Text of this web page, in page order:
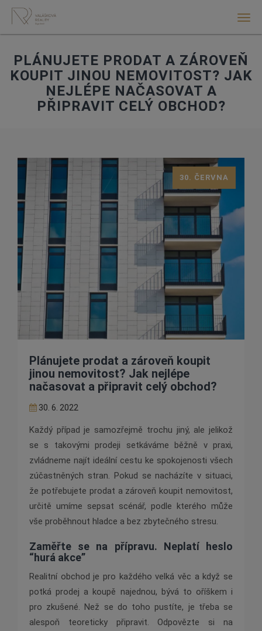
PLÁNUJETE PRODAT A ZÁROVEŇ
KOUPIT JINOU NEMOVITOST? JAK
NEJLÉPE NAČASOVAT A
PŘIPRAVIT CELÝ OBCHOD?
Plánujete prodat a zároveň koupit
jinou nemovitost? Jak nejlépe
načasovat a připravit celý obchod?
30. 6. 2022
30. ČERVNA
Každý případ je samozřejmě trochu jiný, ale jelikož
se s takovými prodeji setkáváme běžně v praxi,
zvládneme najít ideální cestu ke spokojenosti všech
zúčastněných stran. Pokud se nacházíte v situaci,
že potřebujete prodat a zároveň koupit nemovitost,
určitě umíme sepsat scénář, podle kterého může
vše proběhnout hladce a bez zbytečného stresu.
Zaměřte se na přípravu. Neplatí heslo
“hurá akce”
Realitní obchod je pro každého velká věc a když se
potká prodej a koupě najednou, bývá to oříškem i
pro zkušené. Než se do toho pustíte, je třeba se
alespoň teoreticky připravit. Odpovězte si na